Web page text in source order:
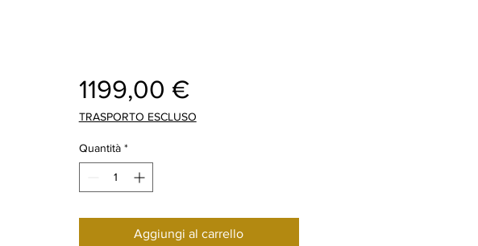
1199,00 €Prezzo
TRASPORTO ESCLUSO
Quantità *
Aggiungi al carrello